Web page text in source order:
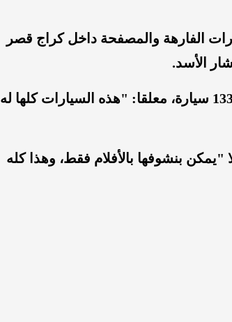
الفارهة والمصفحة داخل كراج قصر
الأسد.
وكشف موثق الفيديو، أن الكراج يحتوي على 1330 سيارة، معلقا: "هذه السيارات كلها له
بنشوفها بالأفلام فقط، وهذا كله